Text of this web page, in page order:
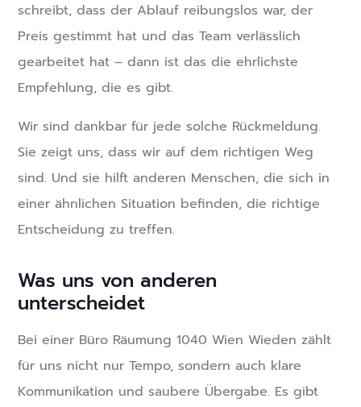
schreibt, dass der Ablauf reibungslos war, der
Preis gestimmt hat und das Team verlässlich
gearbeitet hat – dann ist das die ehrlichste
Empfehlung, die es gibt.
Wir sind dankbar für jede solche Rückmeldung.
Sie zeigt uns, dass wir auf dem richtigen Weg
sind. Und sie hilft anderen Menschen, die sich in
einer ähnlichen Situation befinden, die richtige
Entscheidung zu treffen.
Was uns von anderen
unterscheidet
Bei einer Büro Räumung 1040 Wien Wieden zählt
für uns nicht nur Tempo, sondern auch klare
Kommunikation und saubere Übergabe. Es gibt